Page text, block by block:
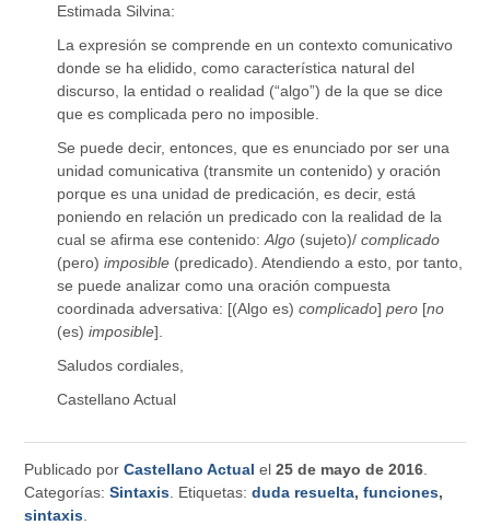
Estimada Silvina:
La expresión se comprende en un contexto comunicativo
donde se ha elidido, como característica natural del
discurso, la entidad o realidad (“algo”) de la que se dice
que es complicada pero no imposible.
Se puede decir, entonces, que es enunciado por ser una
unidad comunicativa (transmite un contenido) y oración
porque es una unidad de predicación, es decir, está
poniendo en relación un predicado con la realidad de la
cual se afirma ese contenido:Algo (sujeto)/complicado
(pero)imposible (predicado). Atendiendo a esto, por tanto,
se puede analizar como una oración compuesta
coordinada adversativa: [(Algo es)complicado]pero [no
(es)imposible].
Saludos cordiales,
Castellano Actual
Publicado porCastellano Actual el25 de mayo de 2016
Categorías:Sintaxis . Etiquetas:duda resuelta,funciones,
sintaxis